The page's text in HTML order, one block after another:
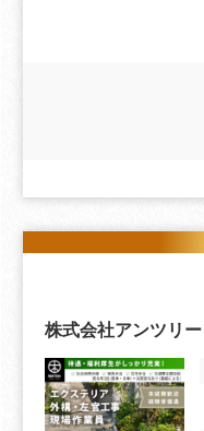
株式会社アンツリー